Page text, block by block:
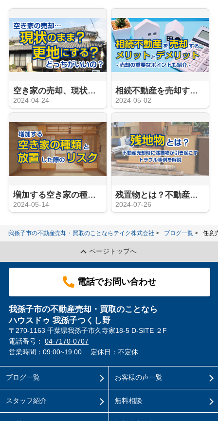
空き家の売却、現状と更地どっちがいいの？
2024-04-24
相続不動産を売却するメリットとデメリット！売却の重要なポイントも紹介！
2024-05-02
増加する空き家の種類と放置した際のリスク
2024-05-14
残置物とは？不動産売却時に残置物が引き起こすトラブル事例を解説
2024-07-26
我孫子市の不動産売却・買取のことならテイク株式会社 ブログ一覧 任意
ページトップへ
電話でお問い合わせ
我孫子市の不動産売却・買取のことなら
ハウスドゥ 我孫子つくし野
〒270-1163 千葉県我孫子市久寺家18-5 D-SITE ２F
電話番号： 04-7170-0707
営業時間：09:00~19:00
定休日：不定休
ブログ一覧
スタッフ紹介
お客様の声一覧
無料相談